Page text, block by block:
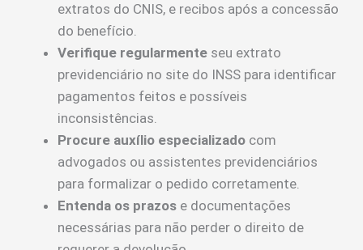
extratos do CNIS, e recibos após a concessão
do benefício.
Verifique regularmente seu extrato
previdenciário no site do INSS para identificar
pagamentos feitos e possíveis
inconsistências.
Procure auxílio especializado com
advogados ou assistentes previdenciários
para formalizar o pedido corretamente.
Entenda os prazos e documentações
necessárias para não perder o direito de